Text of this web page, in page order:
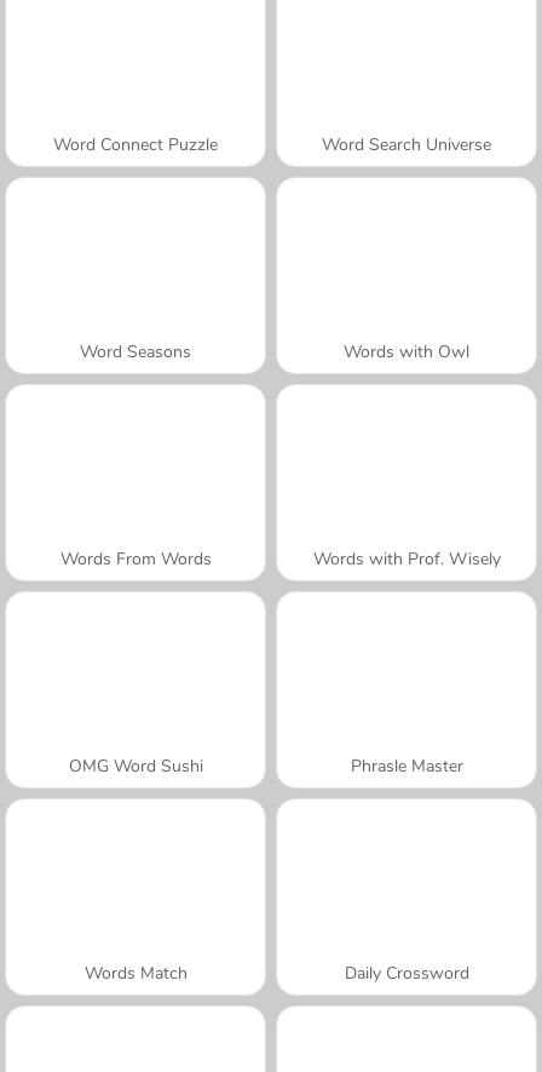
Word Connect Puzzle Word Search Universe
Word Seasons Words with Owl
Words From Words Words with Prof. Wisely
OMG Word Sushi Phrasle Master
Words Match Daily Crossword